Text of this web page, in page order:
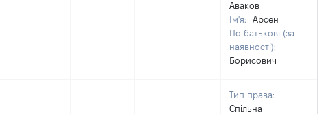
Аваков
Ім'я:
Арсен
По батькові (за
наявності):
Борисович
Тип права:
Спільна